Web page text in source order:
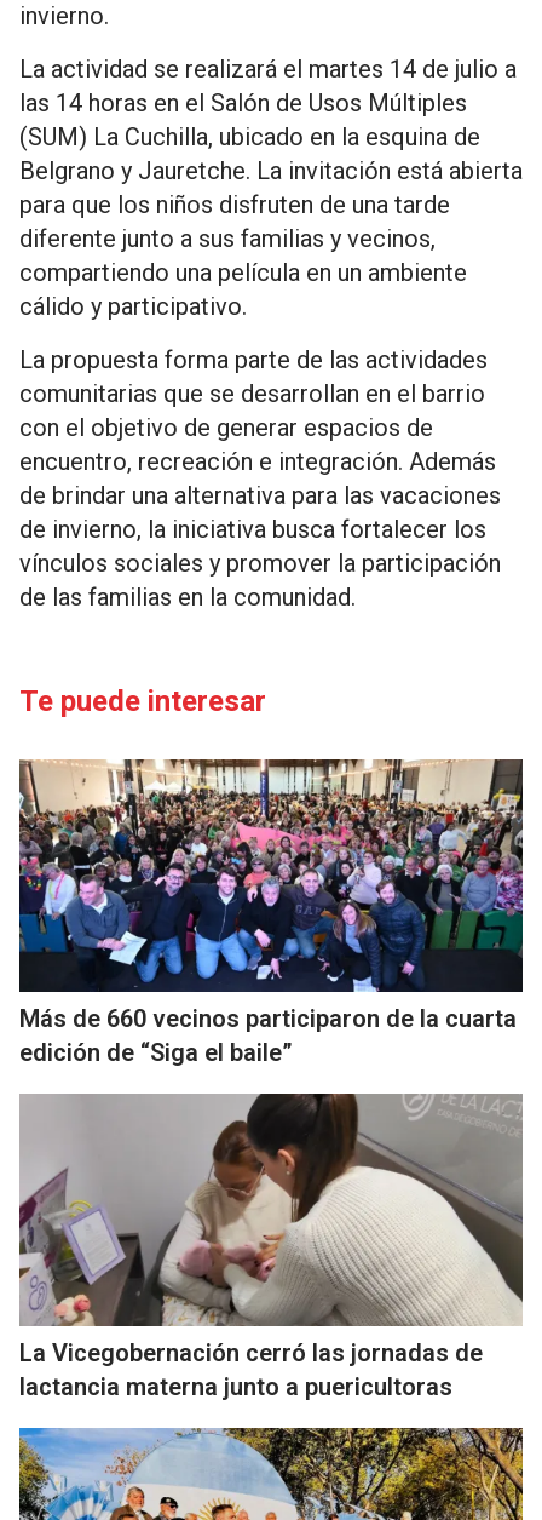
invierno.
La actividad se realizará el martes 14 de julio a
las 14 horas en el Salón de Usos Múltiples
(SUM) La Cuchilla, ubicado en la esquina de
Belgrano y Jauretche. La invitación está abierta
para que los niños disfruten de una tarde
diferente junto a sus familias y vecinos,
compartiendo una película en un ambiente
cálido y participativo.
La propuesta forma parte de las actividades
comunitarias que se desarrollan en el barrio
con el objetivo de generar espacios de
encuentro, recreación e integración. Además
de brindar una alternativa para las vacaciones
de invierno, la iniciativa busca fortalecer los
vínculos sociales y promover la participación
de las familias en la comunidad.
Te puede interesar
Más de 660 vecinos participaron de la cuarta
edición de “Siga el baile”
La Vicegobernación cerró las jornadas de
lactancia materna junto a puericultoras